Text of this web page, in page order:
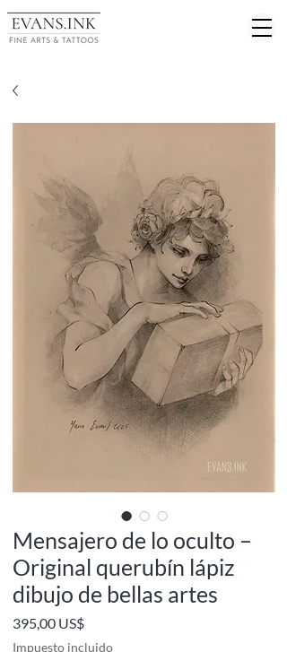
Mensajero de lo oculto –
Original querubín lápiz
dibujo de bellas artes
395,00 US$Precio
Impuesto incluido